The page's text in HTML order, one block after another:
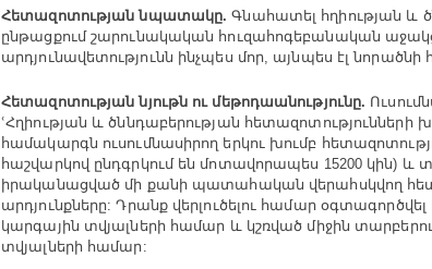
Հետազոտության նպատակը. Գնահատել հղիության և
ընթացքում շարունակական հուզահոգեբանական
արդյունավետությունն ինչպես մոր, այնպես էլ նորածնի
Հետազոտության նյութն ու մեթոդաանությունը.
ՙՀղիության և ծննդաբերության հետազոտությունների
համակարգն ուսումնասիրող երկու խումբ
հաշվարկով ընդգրկում են մոտավորապես 15200 կին) և
իրականացված մի քանի պատահական վերահսկվող
արդյունքները:Դրանք վերլուծելու համար օգտագործվել
կարգային տվյալների համար և կշռված միջին
տվյալների համար: